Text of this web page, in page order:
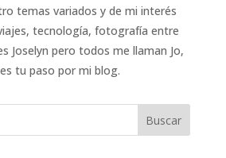
temas variados y de mi interés
tecnología, fotografía entre
Joselyn pero todos me llaman Jo,
tu paso por mi blog.